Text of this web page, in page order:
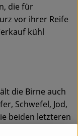
die für
vor ihrer Reife
kühl
die Birne auch
Schwefel, Jod,
beiden letzteren